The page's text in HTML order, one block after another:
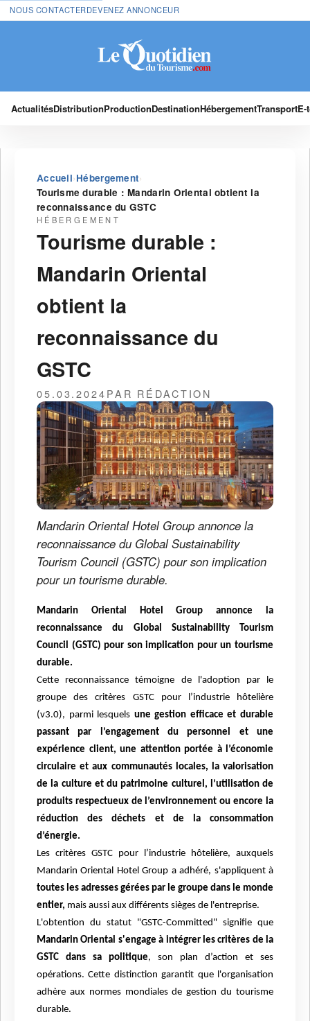
NOUS CONTACTERDEVENEZ ANNONCEUR
ActualitésDistributionProductionDestinationHébergementTransport
Accueil›Hébergement›
Tourisme durable : Mandarin Oriental obtient la
reconnaissance du GSTC
HÉBERGEMENT
Tourisme durable :
Mandarin Oriental
obtient la
reconnaissance du
GSTC
05.03.2024PAR RÉDACTION
Mandarin Oriental Hotel Group annonce la
reconnaissance du Global Sustainability
Tourism Council (GSTC) pour son implication
pour un tourisme durable.
Mandarin Oriental Hotel Group annonce la
reconnaissance du Global Sustainability Tourism
Council (GSTC) pour son implication pour un tourisme
durable.
Cette reconnaissance témoigne de l'adoption par le
groupe des critères GSTC pour l’industrie hôtelière
(v3.0), parmi lesquels une gestion efficace et durable
passant par l’engagement du personnel et une
expérience client, une attention portée à l’économie
circulaire et aux communautés locales, la valorisation
de la culture et du patrimoine culturel, l’utilisation de
produits respectueux de l’environnement ou encore la
réduction des déchets et de la consommation
d’énergie.
Les critères GSTC pour l’industrie hôtelière, auxquels
Mandarin Oriental Hotel Group a adhéré, s'appliquent à
toutes les adresses gérées par le groupe dans le monde
entier, mais aussi aux différents sièges de l'entreprise.
L'obtention du statut "GSTC-Committed" signifie que
Mandarin Oriental s'engage à intégrer les critères de la
GSTC dans sa politique, son plan d’action et ses
opérations. Cette distinction garantit que l'organisation
adhère aux normes mondiales de gestion du tourisme
durable.